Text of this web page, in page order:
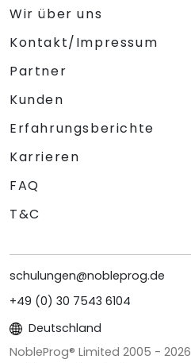
Wir über uns
Kontakt/Impressum
Partner
Kunden
Erfahrungsberichte
Karrieren
FAQ
T&C
schulungen@nobleprog.de
+49 (0) 30 7543 6104
Deutschland
NobleProg® Limited 2005 - 2026